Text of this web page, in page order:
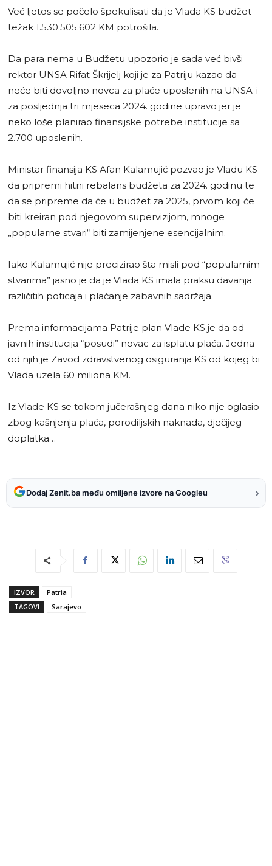
Već ljetos se počelo špekulisati da je Vlada KS budžet
težak 1.530.505.602 KM potrošila.
Da para nema u Budžetu upozorio je sada već bivši
rektor UNSA Rifat Škrijelj koji je za Patriju kazao da
neće biti dovoljno novca za plaće uposlenih na UNSA-i
za posljednja tri mjeseca 2024. godine upravo jer je
neko loše planirao finansijske potrebe institucije sa
2.700 uposlenih.
Ministar finansija KS Afan Kalamujić pozvao je Vladu KS
da pripremi hitni rebalans budžeta za 2024. godinu te
da se pripreme da će u budžet za 2025, prvom koji će
biti kreiran pod njegovom supervizijom, mnoge
„popularne stvari“ biti zamijenjene esencijalnim.
Iako Kalamujić nije precizirao šta misli pod “popularnim
stvarima” jasno je da je Vlada KS imala praksu davanja
različitih poticaja i plaćanje zabavnih sadržaja.
Prema informacijama Patrije plan Vlade KS je da od
javnih institucija “posudi” novac za isplatu plaća. Jedna
od njih je Zavod zdravstvenog osiguranja KS od kojeg bi
Vlada uzela 60 miliona KM.
Iz Vlade KS se tokom jučerašnjeg dana niko nije oglasio
zbog kašnjenja plaća, porodiljskih naknada, dječijeg
doplatka…
Dodaj Zenit.ba među omiljene izvore na Googleu ›
IZVOR
Patria
TAGOVI
Sarajevo